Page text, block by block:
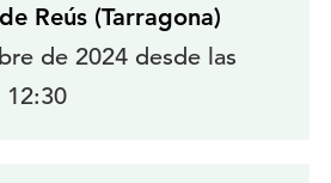
Reús (Tarragona)
de 2024 desde las
12:30